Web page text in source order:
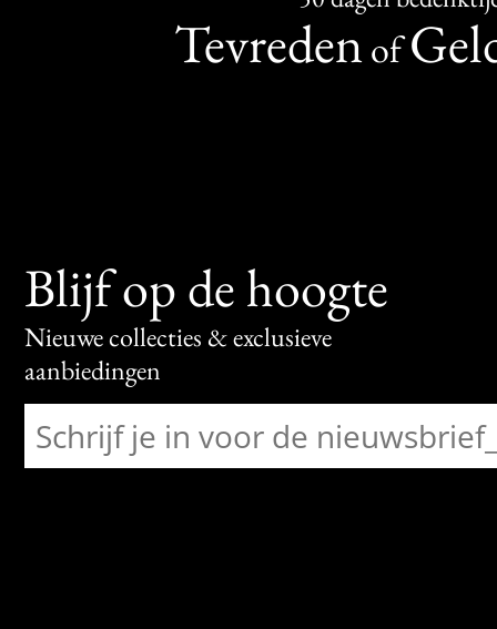
Tevredenof
Blijf op de hoogte
Nieuwe collecties & exclusieve
aanbiedingen